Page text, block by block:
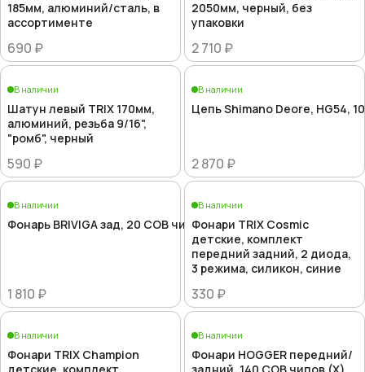
185мм, алюминий/сталь, в
ассортименте
690 ₽
2050мм, черный, без
упаковки
2 710 ₽
В наличии
Шатун левый TRIX 170мм,
алюминий, резьба 9/16",
"ромб", черный
590 ₽
В наличии
Цепь Shimano Deore, HG54,
2 870 ₽
В наличии
Фонарь BRIVIGA зад, 20 COB чипов + 1 XPE LED,С функцией
1 810 ₽
В наличии
Фонари TRIX Cosmic
детские, комплект
передний задний, 2 диода,
3 режима, силикон, синие
330 ₽
В наличии
Фонари TRIX Champion
В наличии
Фонари HOGGER передний/